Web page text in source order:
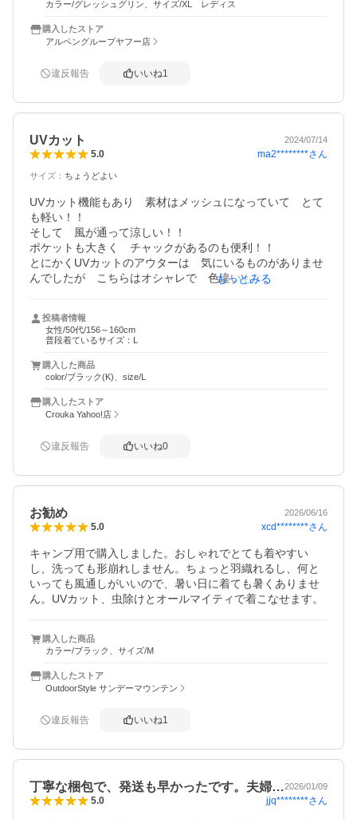
カラー/グレッシュグリン、サイズ/XL レディス
購入したストア
アルペングループヤフー店
違反報告 いいね1
UVカット 2024/07/14
5.0 ma2********さん
サイズ ： ちょうどよい
UVカット機能もあり　素材はメッシュになっていて　とて
も軽い！！
そして　風が通って涼しい！！
ポケットも大きく　チャックがあるのも便利！！
とにかくUVカットのアウターは　気にいるものがありませ
んでしたが　こちらはオシャレで　色違いも欲しかったで
もっとみる
投稿者情報
女性/50代/156～160cm
普段着ているサイズ：L
購入した商品
color/ブラック(K)、size/L
購入したストア
Crouka Yahoo!店
違反報告 いいね0
お勧め 2026/06/16
5.0 xcd********さん
キャンプ用で購入しました。おしゃれでとても着やすい
し、洗っても形崩れしません。ちょっと羽織れるし、何と
いっても風通しがいいので、暑い日に着ても暑くありませ
ん。UVカット、虫除けとオールマイティで着こなせます。
購入した商品
カラー/ブラック、サイズ/M
購入したストア
OutdoorStyle サンデーマウンテン
違反報告 いいね1
丁寧な梱包で、発送も早かったです。夫婦…2026/01/09
5.0 jjq********さん